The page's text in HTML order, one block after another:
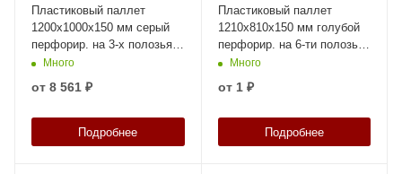
Пластиковый паллет
1200х1000х150 мм серый
перфорир. на 3-х полозьяx
с бортиком и 2-мя трубами
Много
от 8 561 ₽
Подробнее
Пластиковый паллет
1210х810х150 мм голубой
перфорир. на 6-ти полозьяx
с бортиком с 2-мя трубами
Много
от 1 ₽
Подробнее